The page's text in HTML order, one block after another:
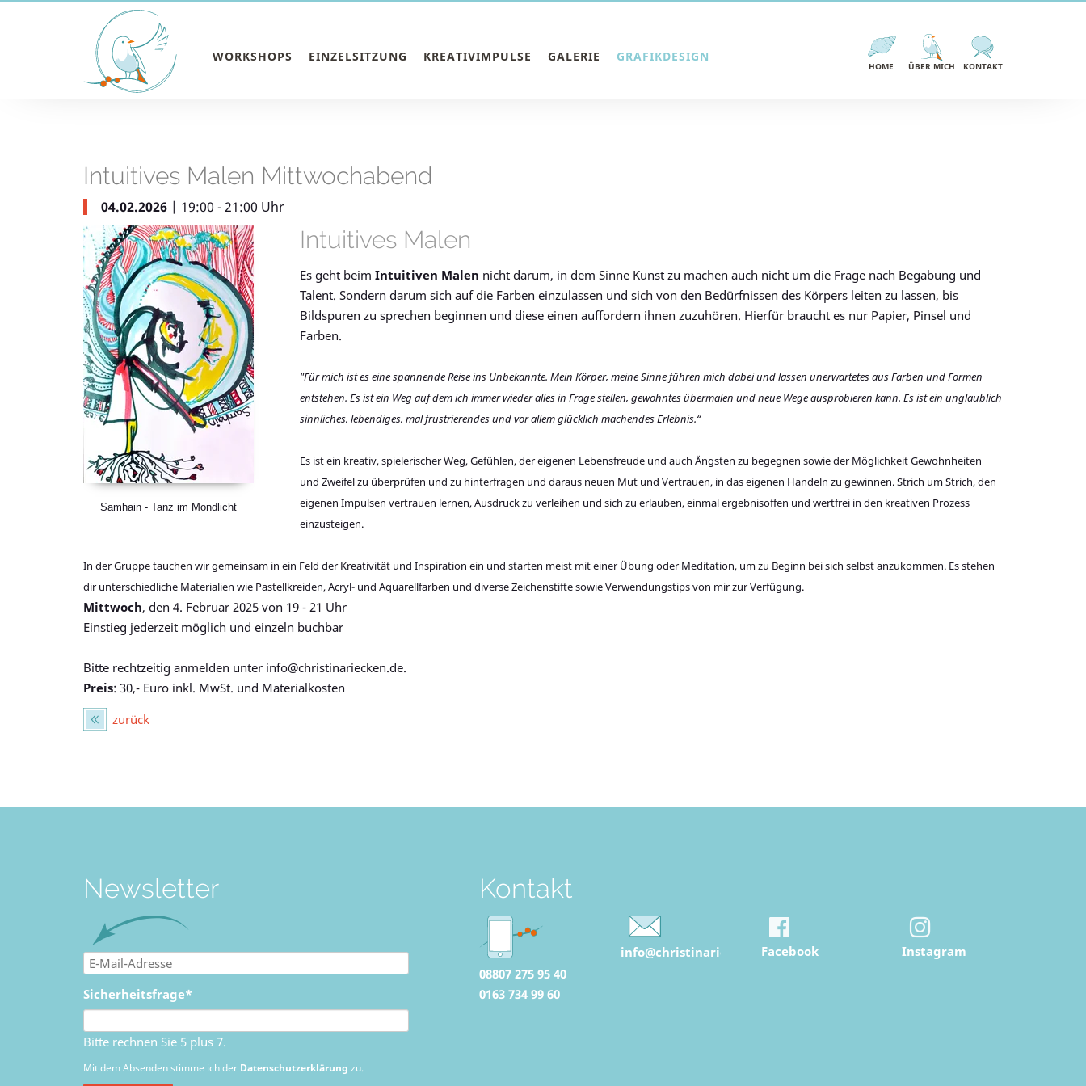
NAVIGATION
WORKSHOPS EINZELSITZUNG KREATIVIMPULSE GALERIE GRAFIKDESIGN
NAVIGATION
ÜBERSPRINGEN
HOME
ÜBER MICH KONTAKT
Intuitives Malen Mittwochabend
04.02.2026 19:00 - 21:00 Uhr
Samhain - Tanz im Mondlicht
Intuitives Malen
Es geht beimIntuitiven Malen nicht darum, in dem Sinne Kunst zu machen auch nicht um die Frage nach Begabung und
Talent. Sondern darum sich auf die Farben einzulassen und sich von den Bedürfnissen des Körpers leiten zu lassen, bis
Bildspuren zu sprechen beginnen und diese einen auffordern ihnen zuzuhören. Hierfür braucht es nur Papier, Pinsel und
Farben.
"Für mich ist es eine spannende Reise ins Unbekannte. Mein Körper, meine Sinne führen mich dabei und lassen unerwartetes aus Farben und Formen
entstehen. Es ist ein Weg auf dem ich immer wieder alles in Frage stellen, gewohntes übermalen und neue Wege ausprobieren kann. Es ist ein unglaublich
sinnliches, lebendiges, mal frustrierendes und vor allem glücklich machendes Erlebnis.“
Es ist ein kreativ, spielerischer Weg, Gefühlen, der eigenen Lebensfreude und auch Ängsten zu begegnen sowie der Möglichkeit Gewohnheiten
und Zweifel zu überprüfen und zu hinterfragen und daraus neuen Mut und Vertrauen, in das eigenen Handeln zu gewinnen. Strich um Strich, den
eigenen Impulsen vertrauen lernen, Ausdruck zu verleihen und sich zu erlauben, einmal ergebnisoffen und wertfrei in den kreativen Prozess
einzusteigen.
In der Gruppe tauchen wir gemeinsam in ein Feld der Kreativität und Inspiration ein und starten meist mit einer Übung oder Meditation, um zu Beginn bei sich selbst anzukommen. Es stehen
dir unterschiedliche Materialien wie Pastellkreiden, Acryl- und Aquarellfarben und diverse Zeichenstifte sowie Verwendungstips von mir zur Verfügung.
Mittwoch, den 4. Februar 2025 von 19 - 21 Uhr
Einstieg jederzeit möglich und einzeln buchbar
Bitte rechtzeitig anmelden unter info@christinariecken.de.
Preis: 30,- Euro inkl. MwSt. und Materialkosten
zurück
Newsletter
E-
Adresse
Pflichtfeld
Sicherheitsfrage*
Bitte rechnen Sie 5 plus 7.
Mit dem Absenden stimme ich der Datenschutzerklärung zu.
Kontakt
08807 275 95 40‬
0163 734 99 60‬
info@christinariecken.deFacebook Instagram